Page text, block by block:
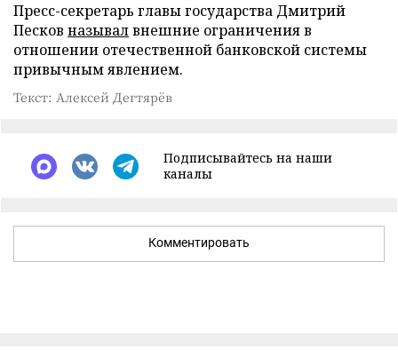
Пресс-секретарь главы государства Дмитрий
Песков называлвнешние ограничения в
отношении отечественной банковской системы
привычным явлением.
Текст: Алексей Дегтярёв
Подписывайтесь на наши
каналы
Комментировать